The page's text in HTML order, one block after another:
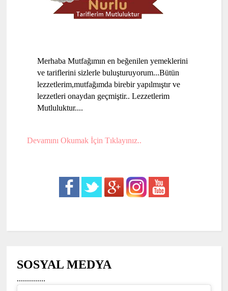
Merhaba Mutfağımın en beğenilen yemeklerini
ve tariflerini sizlerle buluşturuyorum...Bütün
lezzetlerim,mutfağımda birebir yapılmıştır ve
lezzetleri onaydan geçmiştir.. Lezzetlerim
Mutluluktur....
Devamını Okumak İçin Tıklayınız..
SOSYAL MEDYA
..............